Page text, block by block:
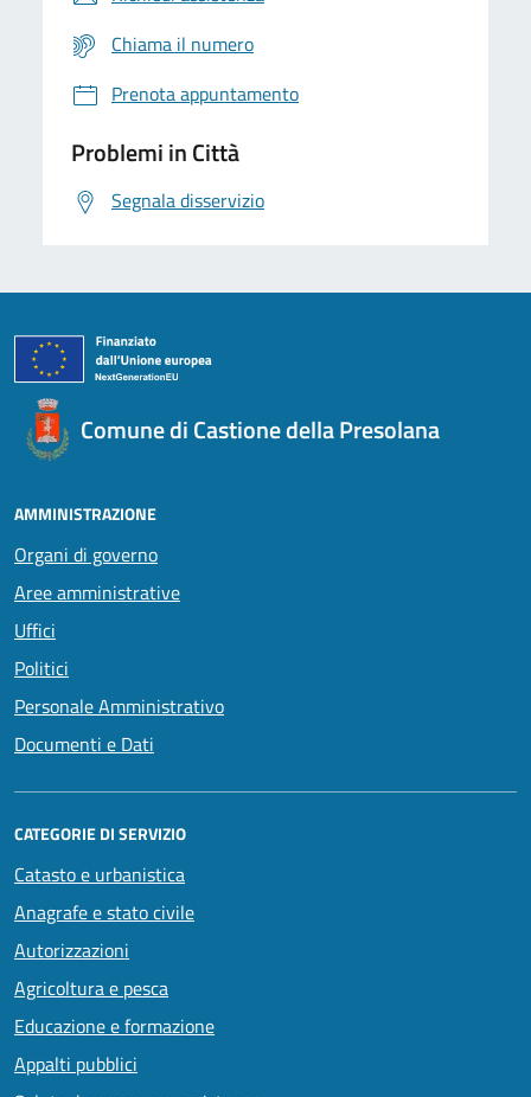
Chiama il numero
Prenota appuntamento
Problemi in Città
Segnala disservizio
Comune di Castione della Presolana
AMMINISTRAZIONE
Organi di governo
Aree amministrative
Uffici
Politici
Personale Amministrativo
Documenti e Dati
CATEGORIE DI SERVIZIO
Catasto e urbanistica
Anagrafe e stato civile
Autorizzazioni
Agricoltura e pesca
Educazione e formazione
Appalti pubblici